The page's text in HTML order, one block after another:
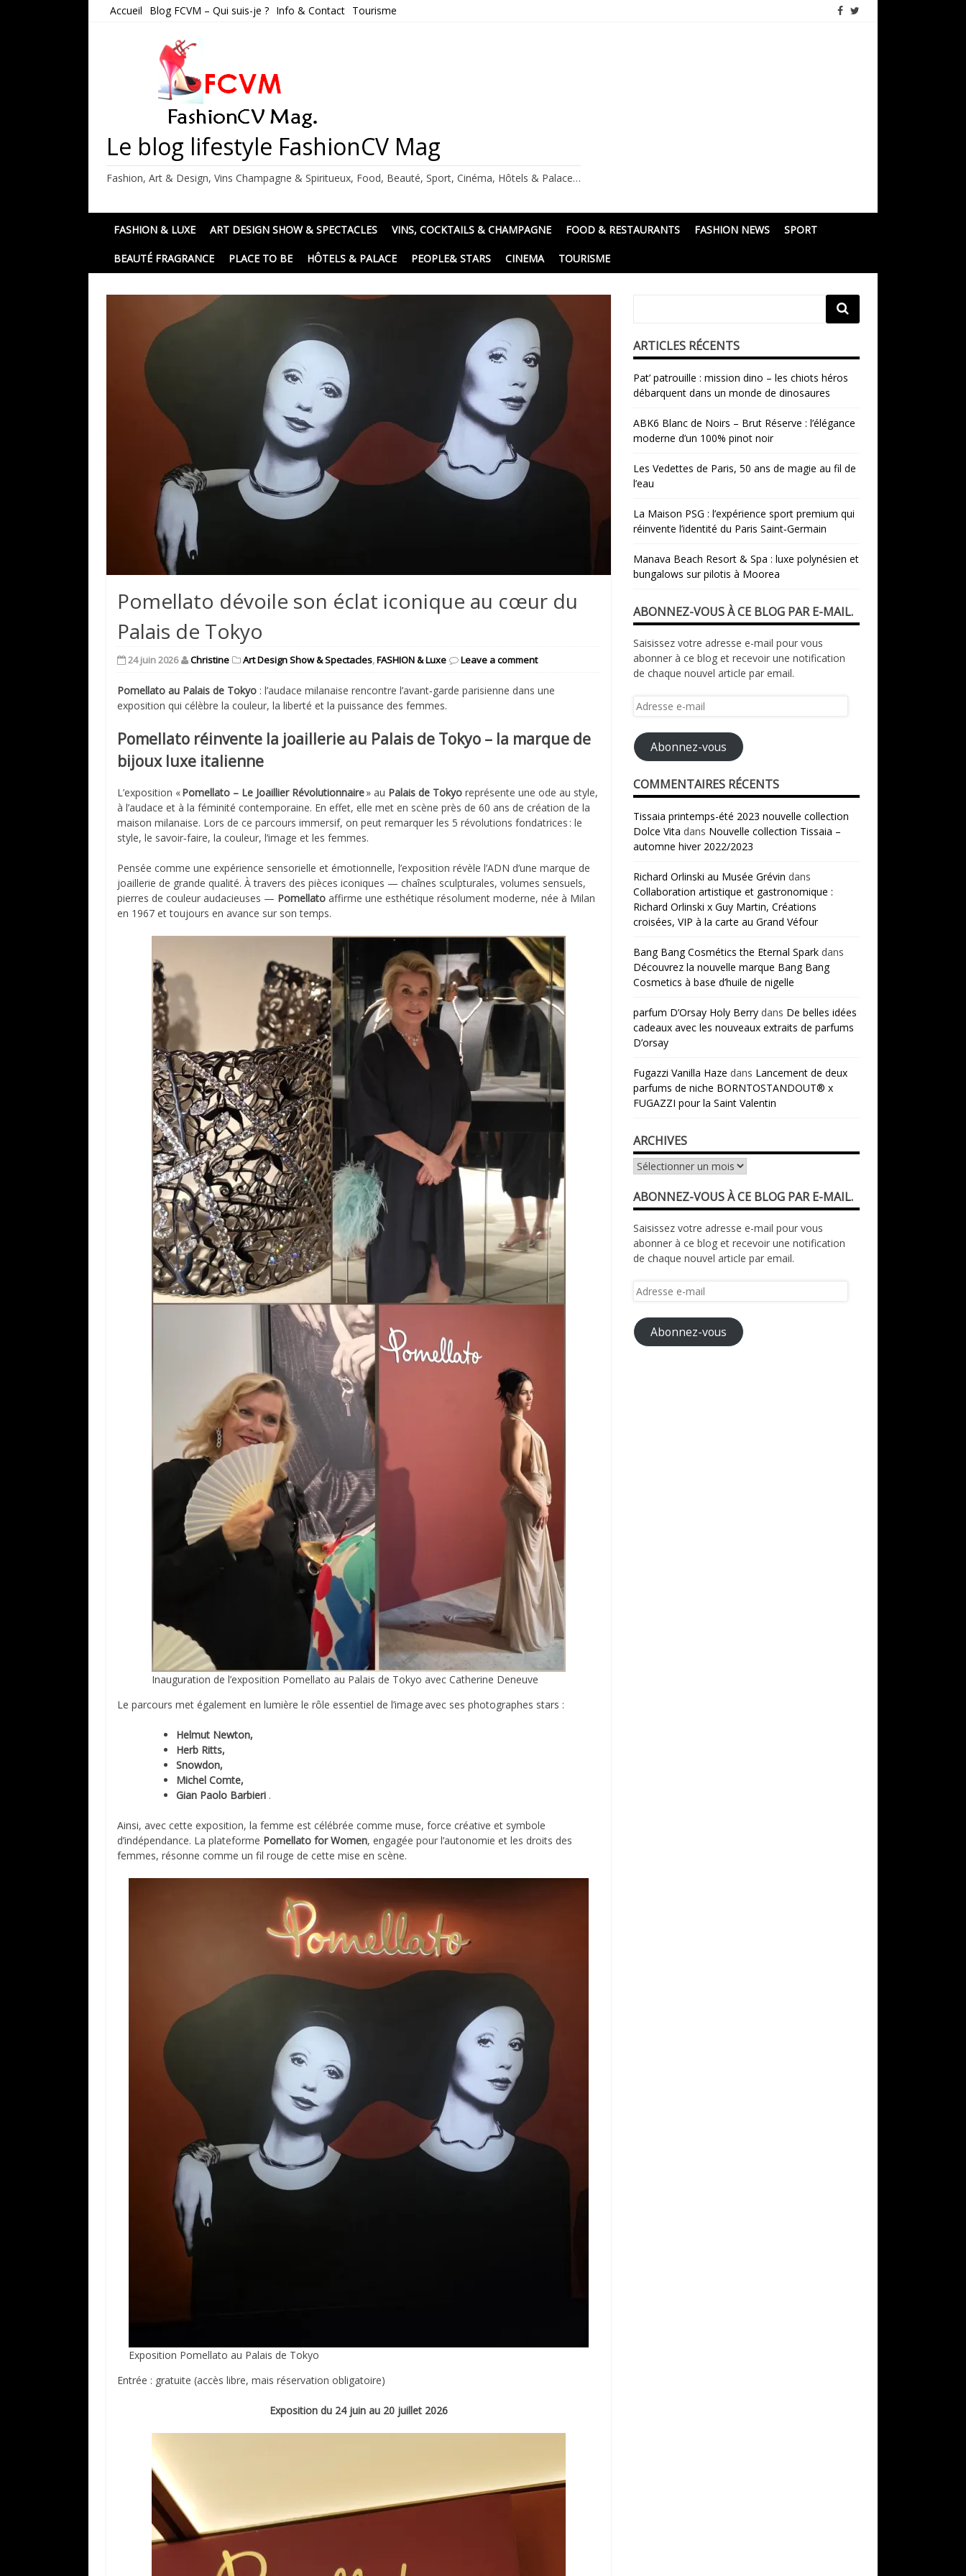
Accueil Blog FCVM – Qui suis-je ? Info & Contact Tourisme
Le blog lifestyle FashionCV Mag
Fashion, Art & Design, Vins Champagne & Spiritueux, Food, Beauté, Sport, Cinéma, Hôtels & Palace…
FASHION & LUXE ART DESIGN SHOW & SPECTACLES VINS, COCKTAILS & CHAMPAGNE FOOD & RESTAURANTS FASHION NEWS SPORT
BEAUTÉ FRAGRANCE PLACE TO BE HÔTELS & PALACE PEOPLE& STARS CINEMA TOURISME
Pomellato dévoile son éclat iconique au cœur du
Palais de Tokyo
24 juin 2026 Christine Art Design Show & Spectacles,FASHION & Luxe Leave a comment
Pomellato au Palais de Tokyo : l’audace milanaise rencontre l’avant‑garde parisienne dans une
exposition qui célèbre la couleur, la liberté et la puissance des femmes.
Pomellato réinvente la joaillerie au Palais de Tokyo – la marque de
bijoux luxe italienne
L’exposition «Pomellato – Le Joaillier Révolutionnaire» au Palais de Tokyo représente une ode au style,
à l’audace et à la féminité contemporaine. En effet, elle met en scène près de 60 ans de création de la
maison milanaise. Lors de ce parcours immersif, on peut remarquer les 5 révolutions fondatrices : le
style, le savoir‑faire, la couleur, l’image et les femmes.
Pensée comme une expérience sensorielle et émotionnelle, l’exposition révèle l’ADN d’une marque de
joaillerie de grande qualité. À travers des pièces iconiques — chaînes sculpturales, volumes sensuels,
pierres de couleur audacieuses — Pomellatoaffirme une esthétique résolument moderne, née à Milan
en 1967 et toujours en avance sur son temps.
Inauguration de l’exposition Pomellato au Palais de Tokyo avec Catherine Deneuve
Le parcours met également en lumière le rôle essentiel de l’image avec ses photographes stars :
Helmut Newton,
Herb Ritts,
Snowdon,
Michel Comte,
Gian Paolo Barbieri .
Ainsi, avec cette exposition, la femme est célébrée comme muse, force créative et symbole
d’indépendance. La plateforme Pomellato for Women, engagée pour l’autonomie et les droits des
femmes, résonne comme un fil rouge de cette mise en scène.
Exposition Pomellato au Palais de Tokyo
Entrée : gratuite (accès libre, mais réservation obligatoire)
Exposition du 24 juin au 20 juillet 2026
ARTICLES RÉCENTS
Pat’ patrouille : mission dino – les chiots héros
débarquent dans un monde de dinosaures
ABK6 Blanc de Noirs – Brut Réserve : l’élégance
moderne d’un 100% pinot noir
Les Vedettes de Paris, 50 ans de magie au fil de
l’eau
La Maison PSG : l’expérience sport premium qui
réinvente l’identité du Paris Saint‑Germain
Manava Beach Resort & Spa : luxe polynésien et
bungalows sur pilotis à Moorea
ABONNEZ-VOUS À CE BLOG PAR E-MAIL.
Saisissez votre adresse e-mail pour vous
abonner à ce blog et recevoir une notification
de chaque nouvel article par email.
Adresse
mail
Abonnez-vous
COMMENTAIRES RÉCENTS
Tissaia printemps-été 2023 nouvelle collection
Dolce Vita dans Nouvelle collection Tissaia –
automne hiver 2022/2023
Richard Orlinski au Musée Grévin dans
Collaboration artistique et gastronomique :
Richard Orlinski x Guy Martin, Créations
croisées, VIP à la carte au Grand Véfour
Bang Bang Cosmétics the Eternal Spark dans
Découvrez la nouvelle marque Bang Bang
Cosmetics à base d’huile de nigelle
parfum D’Orsay Holy Berry dans De belles idées
cadeaux avec les nouveaux extraits de parfums
D’orsay
Fugazzi Vanilla Haze dans Lancement de deux
parfums de niche BORNTOSTANDOUT® x
FUGAZZI pour la Saint Valentin
ARCHIVES
Archives
ABONNEZ-VOUS À CE BLOG PAR E-MAIL.
Saisissez votre adresse e-mail pour vous
abonner à ce blog et recevoir une notification
de chaque nouvel article par email.
Adresse
mail
Abonnez-vous